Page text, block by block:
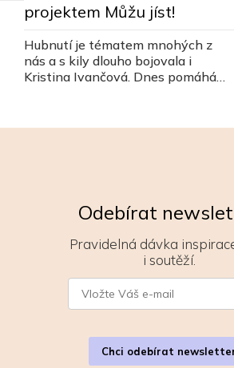
projektem Můžu jíst!
Hubnutí je tématem mnohých z
nás a s kily dlouho bojovala i
Kristina Ivančová. Dnes pomáhá
Odebírat
Pravidelná dávka
i soutěží.
Chci odebírat